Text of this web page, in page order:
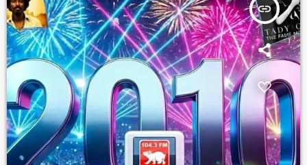
insert_link